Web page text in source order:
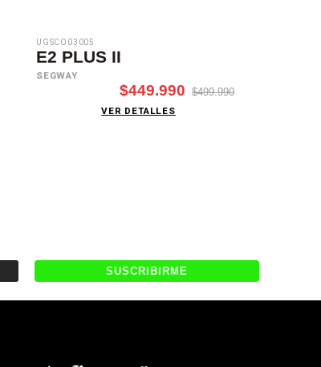
UGSCO03005
E2 PLUS II
SEGWAY
$449.990 $499.990
VER DETALLES